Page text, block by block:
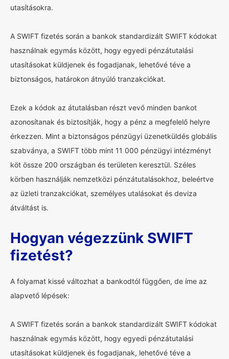
utasításokra.
A SWIFT fizetés során a bankok standardizált SWIFT kódokat
használnak egymás között, hogy egyedi pénzátutalási
utasításokat küldjenek és fogadjanak, lehetővé téve a
biztonságos, határokon átnyúló tranzakciókat.
Ezek a kódok az átutalásban részt vevő minden bankot
azonosítanak és biztosítják, hogy a pénz a megfelelő helyre
érkezzen. Mint a biztonságos pénzügyi üzenetküldés globális
szabványa, a SWIFT több mint 11 000 pénzügyi intézményt
köt össze 200 országban és területen keresztül. Széles
körben használják nemzetközi pénzátutalásokhoz, beleértve
az üzleti tranzakciókat, személyes utalásokat és deviza
átváltást is.
Hogyan végezzünk SWIFT
fizetést?
A folyamat kissé változhat a bankodtól függően, de íme az
alapvető lépések:
A SWIFT fizetés során a bankok standardizált SWIFT kódokat
használnak egymás között, hogy egyedi pénzátutalási
utasításokat küldjenek és fogadjanak, lehetővé téve a